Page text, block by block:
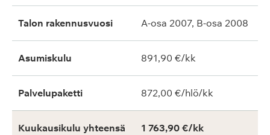
Talon rakennusvuosi A-osa 2007, B-osa 2008
Asumiskulu 891,90 €/kk
Palvelupaketti 872,00 €/hlö/kk
Kuukausikulu yhteensä 1 763,90 €/kk